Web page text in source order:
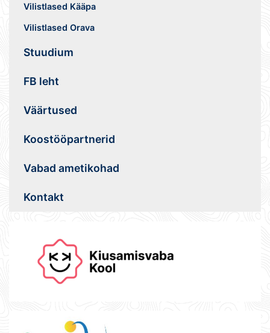
Vilistlased Kääpa
Vilistlased Orava
Stuudium
FB leht
Väärtused
Koostööpartnerid
Vabad ametikohad
Kontakt